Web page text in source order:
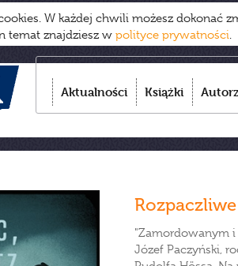
W każdej chwili możesz dokonać
temat znajdziesz w polityce prywatności.
Aktualności Książki
"Zamordowanym i
Józef Paczyński,